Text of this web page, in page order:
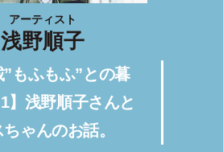
アーティスト
浅野順子
”もふもふ”との暮
】浅野順子さんと
ゃんのお話。